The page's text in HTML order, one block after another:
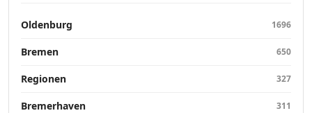
Oldenburg 1696
Bremen 650
Regionen 327
Bremerhaven 311